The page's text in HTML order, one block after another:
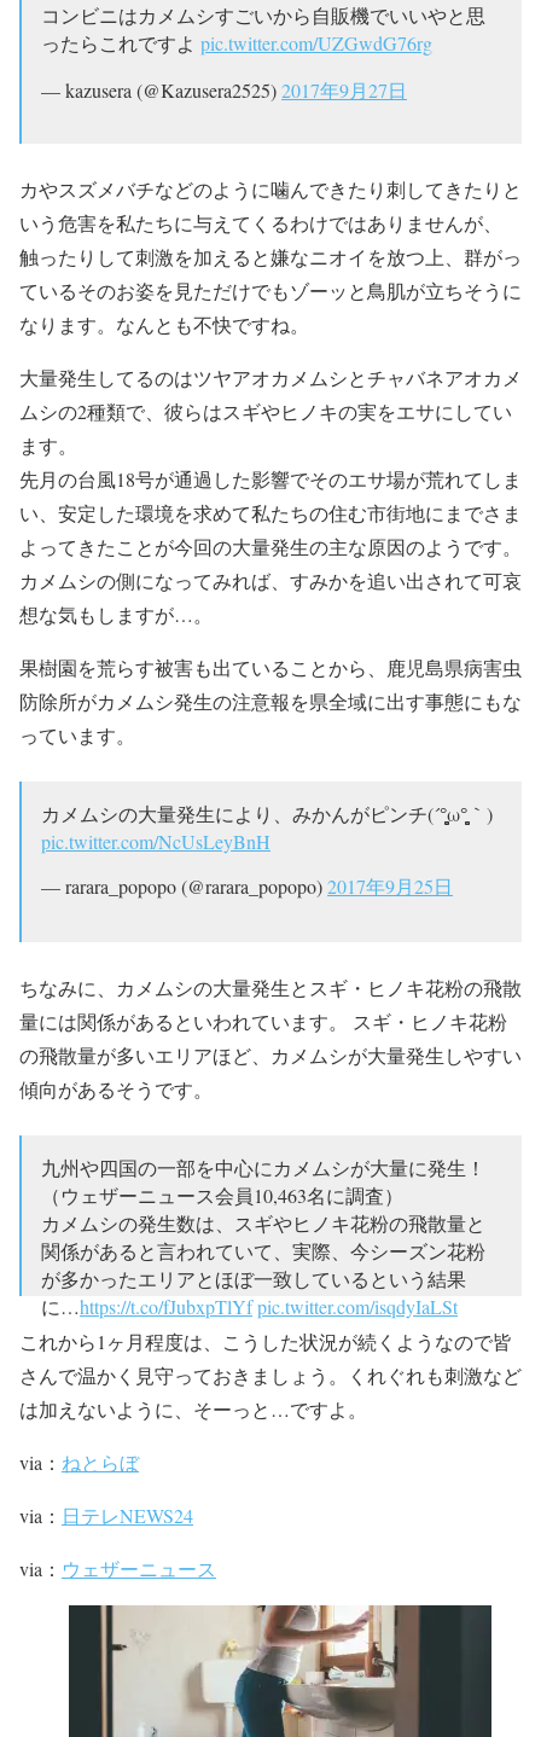
コンビニはカメムシすごいから自販機でいいやと思
ったらこれですよ pic.twitter.com/UZGwdG76rg
— kazusera (@Kazusera2525)2017年9月27日
カやスズメバチなどのように噛んできたり刺してきたりと
いう危害を私たちに与えてくるわけではありませんが、
触ったりして刺激を加えると嫌なニオイを放つ上、群がっ
ているそのお姿を見ただけでもゾーッと鳥肌が立ちそうに
なります。なんとも不快ですね。
大量発生してるのはツヤアオカメムシとチャバネアオカメ
ムシの2種類で、彼らはスギやヒノキの実をエサにしてい
ます。
先月の台風18号が通過した影響でそのエサ場が荒れてしま
い、安定した環境を求めて私たちの住む市街地にまでさま
よってきたことが今回の大量発生の主な原因のようです。
カメムシの側になってみれば、すみかを追い出されて可哀
想な気もしますが…。
果樹園を荒らす被害も出ていることから、鹿児島県病害虫
防除所がカメムシ発生の注意報を県全域に出す事態にもな
っています。
カメムシの大量発生により、みかんがピンチ(´°̥̥̥̥̥̥̥̥ω°̥̥̥̥̥̥̥̥｀)
pic.twitter.com/NcUsLeyBnH
— rarara_popopo (@rarara_popopo)2017年9月25日
ちなみに、カメムシの大量発生とスギ・ヒノキ花粉の飛散
量には関係があるといわれています。 スギ・ヒノキ花粉
の飛散量が多いエリアほど、カメムシが大量発生しやすい
傾向があるそうです。
九州や四国の一部を中心にカメムシが大量に発生！
（ウェザーニュース会員10,463名に調査）
カメムシの発生数は、スギやヒノキ花粉の飛散量と
関係があると言われていて、実際、今シーズン花粉
が多かったエリアとほぼ一致しているという結果
に…https://t.co/fJubxpTlYfpic.twitter.com/isqdyIaLSt
— ウェザーニュース (@wni_jp)2017年9月28日
これから1ヶ月程度は、こうした状況が続くようなので皆
さんで温かく見守っておきましょう。くれぐれも刺激など
は加えないように、そーっと…ですよ。
via： ねとらぼ
via： 日テレNEWS24
via： ウェザーニュース